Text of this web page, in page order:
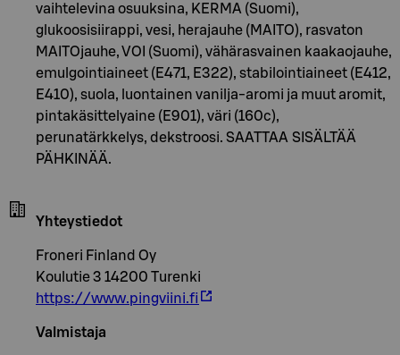
vaihtelevina osuuksina, KERMA (Suomi),
glukoosisiirappi, vesi, herajauhe (MAITO), rasvaton
MAITOjauhe, VOI (Suomi), vähärasvainen kaakaojauhe,
emulgointiaineet (E471, E322), stabilointiaineet (E412,
E410), suola, luontainen vanilja-aromi ja muut aromit,
pintakäsittelyaine (E901), väri (160c),
perunatärkkelys, dekstroosi. SAATTAA SISÄLTÄÄ
PÄHKINÄÄ.
Yhteystiedot
Froneri Finland Oy
Koulutie 3 14200 Turenki
https://www.pingviini.fi
Valmistaja